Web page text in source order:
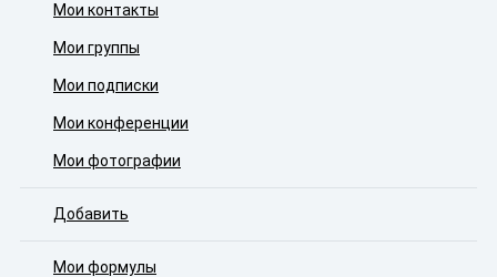
Мои контакты
Мои группы
Мои подписки
Мои конференции
Мои фотографии
Добавить
Мои формулы